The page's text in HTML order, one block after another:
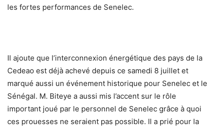
les fortes performances de Senelec.
Il ajoute que l’interconnexion énergétique des pays de la
Cedeao est déjà achevé depuis ce samedi 8 juillet et
marqué aussi un événement historique pour Senelec et le
Sénégal. M. Biteye a aussi mis l’accent sur le rôle
important joué par le personnel de Senelec grâce à quoi
ces prouesses ne seraient pas possible. Il a prié pour la